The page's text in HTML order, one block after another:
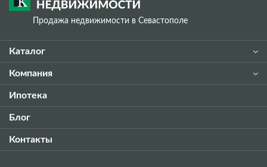
Продажа недвижимости в Севастополе
Каталог
Компания
Ипотека
Блог
Контакты